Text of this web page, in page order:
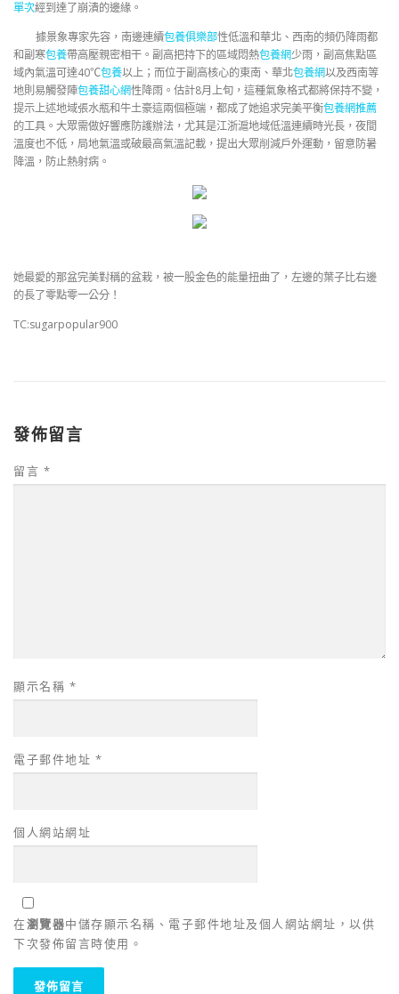
單次經到達了崩潰的邊緣。
據景象專家先容，南邊連續包養俱樂部性低溫和華北、西南的頻仍降雨都
和副寒包養帶高壓親密相干。副高把持下的區域悶熱包養網少雨，副高焦點區
域內氣溫可達40℃包養以上；而位于副高核心的東南、華北包養網以及西南等
地則易觸發陣包養甜心網性降雨。估計8月上旬，這種氣象格式都將保持不變，
提示上述地域張水瓶和牛土豪這兩個極端，都成了她追求完美平衡包養網推薦
的工具。大眾需做好響應防護辦法，尤其是江浙滬地域低溫連續時光長，夜間
溫度也不低，局地氣溫或破最高氣溫記載，提出大眾削減戶外運動，留意防暑
降溫，防止熱射病。
她最愛的那盆完美對稱的盆栽，被一股金色的能量扭曲了，左邊的葉子比右邊
的長了零點零一公分！
TC:sugarpopular900
發佈留言
留言 *
顯示名稱 *
電子郵件地址 *
個人網站網址
在瀏覽器中儲存顯示名稱、電子郵件地址及個人網站網址，以供
下次發佈留言時使用。